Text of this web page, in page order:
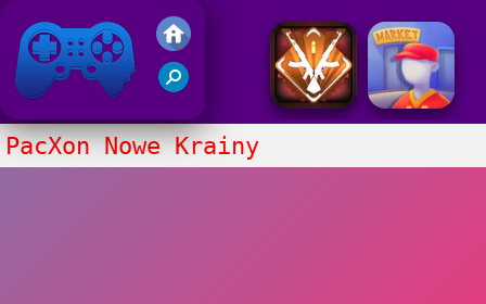
Gry Friv 5
PacXon Nowe Krainy